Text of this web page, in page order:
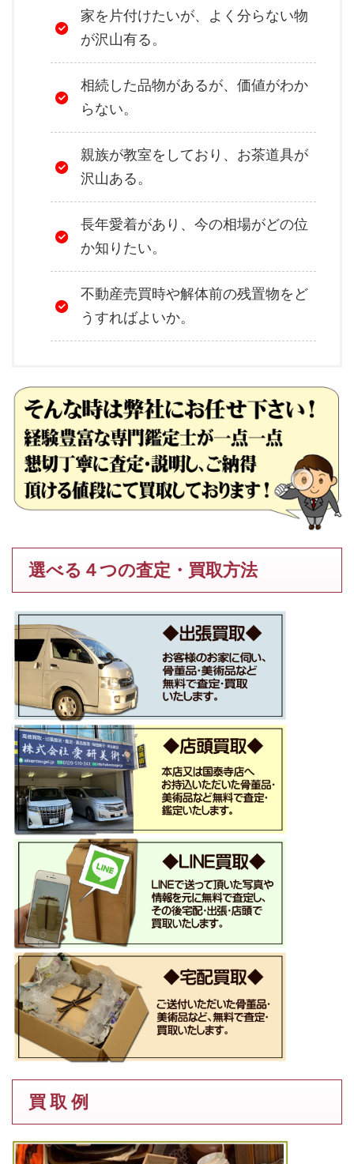
家を片付けたいが、よく分らない物
が沢山有る。
相続した品物があるが、価値がわか
らない。
親族が教室をしており、お茶道具が
沢山ある。
長年愛着があり、今の相場がどの位
か知りたい。
不動産売買時や解体前の残置物をど
うすればよいか。
選べる４つの査定・買取方法
買 取 例